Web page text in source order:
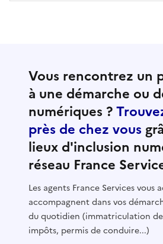
Vous rencontrez un
à une démarche ou
numériques ?
près de chez vous
lieux d'inclusion
réseau France
Les agents France Services vous
accompagnent dans vos
du quotidien (immatriculation de
impôts, permis de conduire...)